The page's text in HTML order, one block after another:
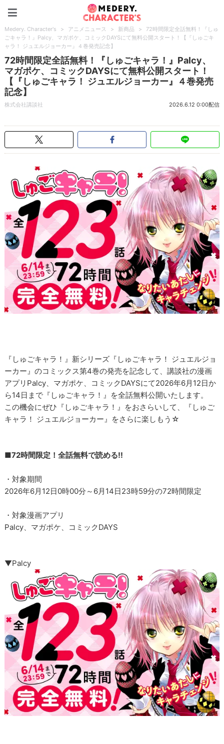
Medery. Character's > アニメニュース > 新商品 >
72時間限定全話無料！『しゅ
ごキャラ！』Palcy、マガポケ、コミックDAYSにて無料公開スタート！【『しゅごキ
ャラ！ ジュエルジョーカー』４巻発売記念】
72時間限定全話無料！『しゅごキャラ！』Palcy、
マガポケ、コミックDAYSにて無料公開スタート！
【『しゅごキャラ！ ジュエルジョーカー』４巻発売
記念】
株式会社講談社 2026.6.12 0:00配信
『しゅごキャラ！』新シリーズ『しゅごキャラ！ ジュエルジョ
ーカー』のコミックス第4巻の発売を記念して、講談社の漫画
アプリPalcy、マガポケ、コミックDAYSにて2026年6月12日か
ら14日まで『しゅごキャラ！』を全話無料公開いたします。
この機会にぜひ『しゅごキャラ！』をおさらいして、『しゅご
キャラ！ ジュエルジョーカー』をさらに楽しもう☆
■72時間限定！全話無料で読める!!︎
・対象期間
2026年6月12日0時00分～6月14日23時59分の72時間限定
・対象漫画アプリ
Palcy、マガポケ、コミックDAYS
▼Palcy